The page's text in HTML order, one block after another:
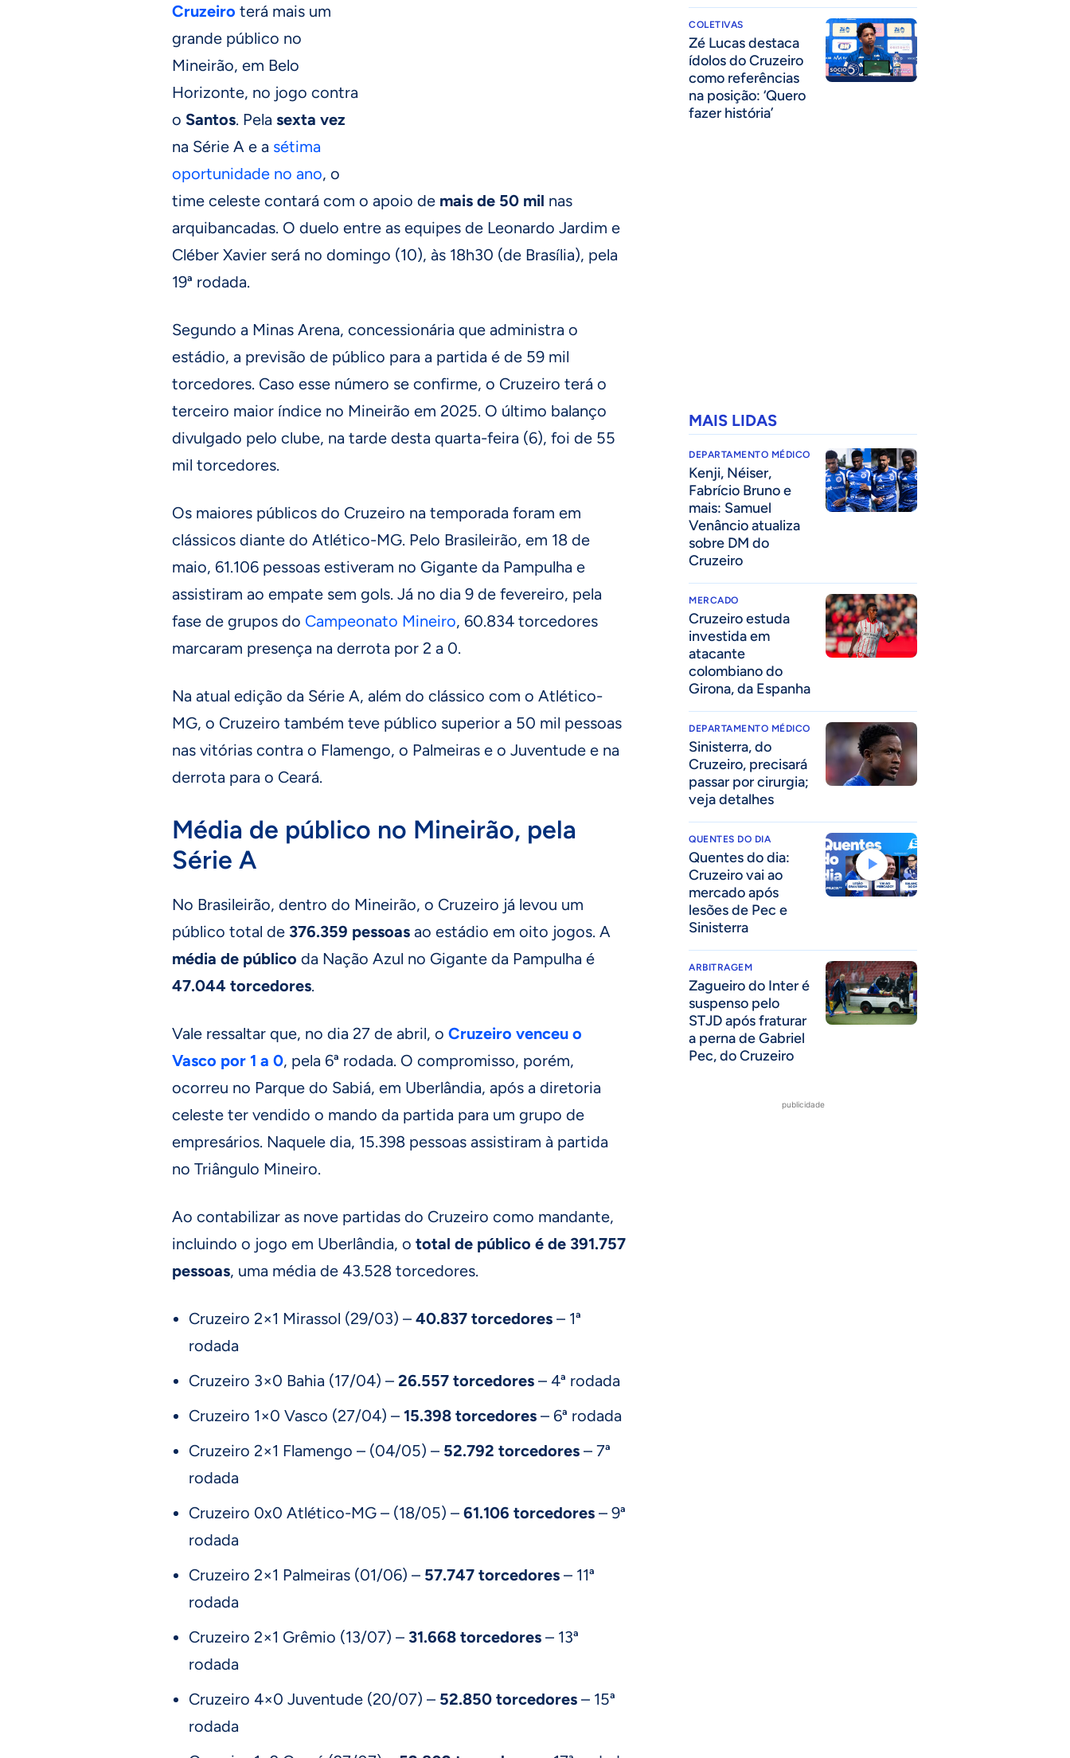
Cruzeiro terá mais um
grande público no
Mineirão, em Belo
Horizonte, no jogo contra
o Santos. Pela sexta vez
na Série A e a sétima
oportunidade no ano, o
time celeste contará com o apoio de mais de 50 mil nas
arquibancadas. O duelo entre as equipes de Leonardo Jardim e
Cléber Xavier será no domingo (10), às 18h30 (de Brasília), pela
19ª rodada.
Segundo a Minas Arena, concessionária que administra o
estádio, a previsão de público para a partida é de 59 mil
torcedores. Caso esse número se confirme, o Cruzeiro terá o
terceiro maior índice no Mineirão em 2025. O último balanço
divulgado pelo clube, na tarde desta quarta-feira (6), foi de 55
mil torcedores.
Os maiores públicos do Cruzeiro na temporada foram em
clássicos diante do Atlético-MG. Pelo Brasileirão, em 18 de
maio, 61.106 pessoas estiveram no Gigante da Pampulha e
assistiram ao empate sem gols. Já no dia 9 de fevereiro, pela
fase de grupos do Campeonato Mineiro, 60.834 torcedores
marcaram presença na derrota por 2 a 0.
Na atual edição da Série A, além do clássico com o Atlético-
MG, o Cruzeiro também teve público superior a 50 mil pessoas
nas vitórias contra o Flamengo, o Palmeiras e o Juventude e na
derrota para o Ceará.
Média de público no Mineirão, pela
Série A
No Brasileirão, dentro do Mineirão, o Cruzeiro já levou um
público total de 376.359 pessoas ao estádio em oito jogos. A
média de público da Nação Azul no Gigante da Pampulha é
47.044 torcedores.
Vale ressaltar que, no dia 27 de abril, o Cruzeiro venceu o
Vasco por 1 a 0, pela 6ª rodada. O compromisso, porém,
ocorreu no Parque do Sabiá, em Uberlândia, após a diretoria
celeste ter vendido o mando da partida para um grupo de
empresários. Naquele dia, 15.398 pessoas assistiram à partida
no Triângulo Mineiro.
Ao contabilizar as nove partidas do Cruzeiro como mandante,
incluindo o jogo em Uberlândia, o total de público é de 391.757
pessoas, uma média de 43.528 torcedores.
Cruzeiro 2×1 Mirassol (29/03) – 40.837 torcedores – 1ª
rodada
Cruzeiro 3×0 Bahia (17/04) – 26.557 torcedores – 4ª rodada
Cruzeiro 1×0 Vasco (27/04) – 15.398 torcedores – 6ª rodada
Cruzeiro 2×1 Flamengo – (04/05) – 52.792 torcedores – 7ª
rodada
Cruzeiro 0x0 Atlético-MG – (18/05) – 61.106 torcedores – 9ª
rodada
Cruzeiro 2×1 Palmeiras (01/06) – 57.747 torcedores – 11ª
rodada
Cruzeiro 2×1 Grêmio (13/07) – 31.668 torcedores – 13ª
rodada
Cruzeiro 4×0 Juventude (20/07) – 52.850 torcedores – 15ª
rodada
COLETIVAS
Zé Lucas destaca
ídolos do Cruzeiro
como referências
na posição: ‘Quero
fazer história’
MAIS LIDAS
DEPARTAMENTO MÉDICO
Kenji, Néiser,
Fabrício Bruno e
mais: Samuel
Venâncio atualiza
sobre DM do
Cruzeiro
MERCADO
Cruzeiro estuda
investida em
atacante
colombiano do
Girona, da Espanha
DEPARTAMENTO MÉDICO
Sinisterra, do
Cruzeiro, precisará
passar por cirurgia;
veja detalhes
QUENTES DO DIA
Quentes do dia:
Cruzeiro vai ao
mercado após
lesões de Pec e
Sinisterra
ARBITRAGEM
Zagueiro do Inter é
suspenso pelo
STJD após fraturar
a perna de Gabriel
Pec, do Cruzeiro
publicidade